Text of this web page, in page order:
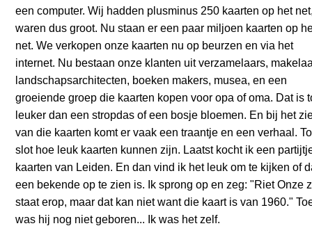
een computer. Wij hadden plusminus 250 kaarten op het
waren dus groot. Nu staan er een paar miljoen kaarten op
net. We verkopen onze kaarten nu op beurzen en via het
internet. Nu bestaan onze klanten uit verzamelaars,
landschapsarchitecten, boeken makers, musea, en een
groeiende groep die kaarten kopen voor opa of oma. Dat is
leuker dan een stropdas of een bosje bloemen. En bij het
van die kaarten komt er vaak een traantje en een verhaal.
slot hoe leuk kaarten kunnen zijn. Laatst kocht ik een
kaarten van Leiden. En dan vind ik het leuk om te kijken of
een bekende op te zien is. Ik sprong op en zeg: "Riet Onze
staat erop, maar dat kan niet want die kaart is van 1960."
was hij nog niet geboren... Ik was het zelf.